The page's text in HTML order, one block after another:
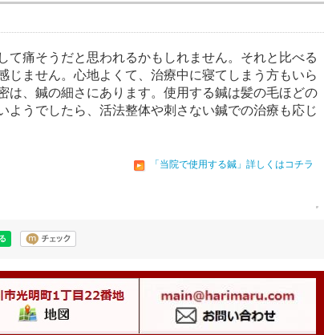
て痛そうだと思われるかもしれません。それと比べる
じません。心地よくて、治療中に寝てしまう方もいら
は、鍼の細さにあります。使用する鍼は髪の毛ほどの
ようでしたら、活法整体や刺さない鍼での治療も応じ
「当院で使用する鍼」詳しくはコチラ